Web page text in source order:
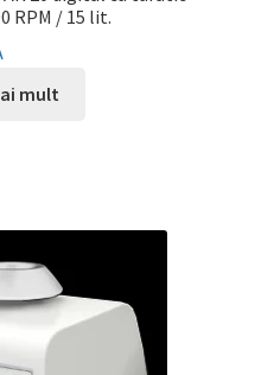
RPM / 15 lit.
mult